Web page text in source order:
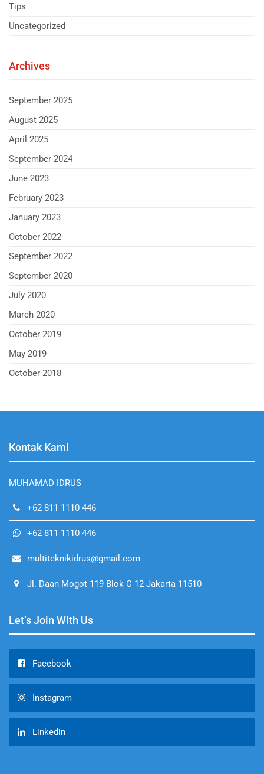
Tips
Uncategorized
Archives
September 2025
August 2025
April 2025
September 2024
June 2023
February 2023
January 2023
October 2022
September 2022
September 2020
July 2020
March 2020
October 2019
May 2019
October 2018
Kontak Kami
MUHAMAD IDRUS
+62 811 1110 446
+62 811 1110 446
multiteknikidrus@gmail.com
Jl. Daan Mogot 119 Blok C 12 Jakarta 11510
Let’s Join With Us
Facebook
Instagram
Linkedin